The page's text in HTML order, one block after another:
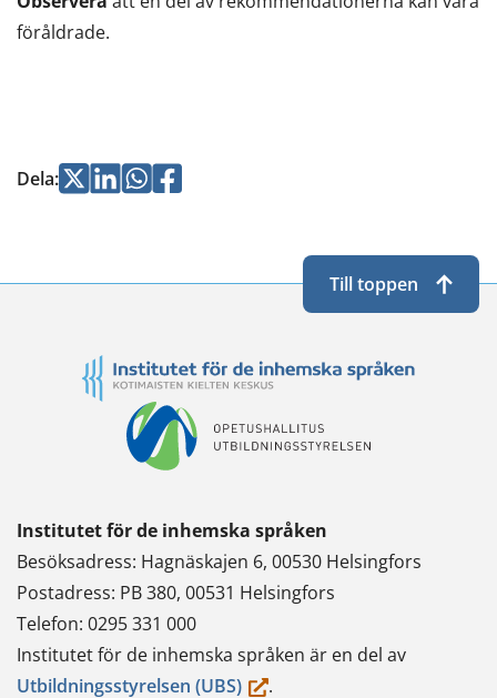
annan
föråldrade.
Dela:Jaa Jaa Jaa
Jaa
Institutet för de inhemska språken
Besöksadress: Hagnäskajen 6, 00530 Helsingfors
Postadress: PB 380, 00531 Helsingfors
Telefon: 0295 331 000
Institutet för de inhemska språken är en del av
Utbildningsstyrelsen (UBS)(du.
Till toppen